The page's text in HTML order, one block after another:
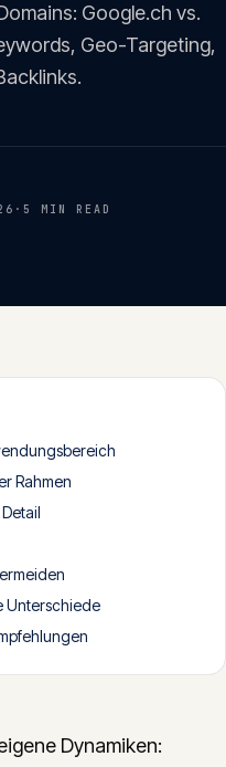
Google.ch vs.
Geo-Targeting,
· 5 MIN READ
Rahmen
Unterschiede
Dynamiken: